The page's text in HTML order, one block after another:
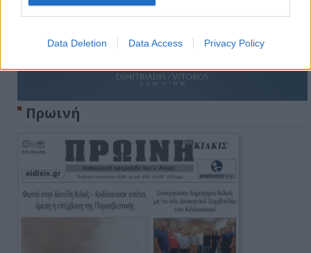
Data Deletion Data Access Privacy Policy
Πρωινή